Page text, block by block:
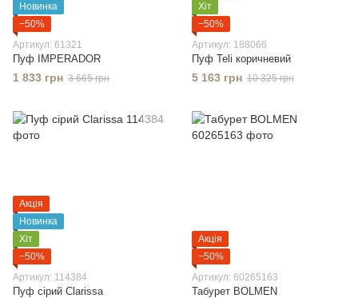
Новинка
−50%
Артикул: 61321
Пуф IMPERADOR
1 833 грн 3 665 грн
Хіт
−50%
Артикул: 188066
Пуф Teli коричневий
5 163 грн 10 325 грн
Акція
Новинка
Хіт
−50%
Артикул: 114384
Пуф сірий Clarissa
Акція
−50%
Артикул: 60265163
Табурет BOLMEN